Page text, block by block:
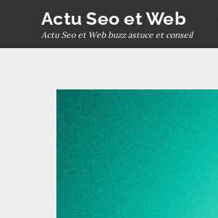
content
Actu Seo et Web
Actu Seo et Web buzz astuce et conseil